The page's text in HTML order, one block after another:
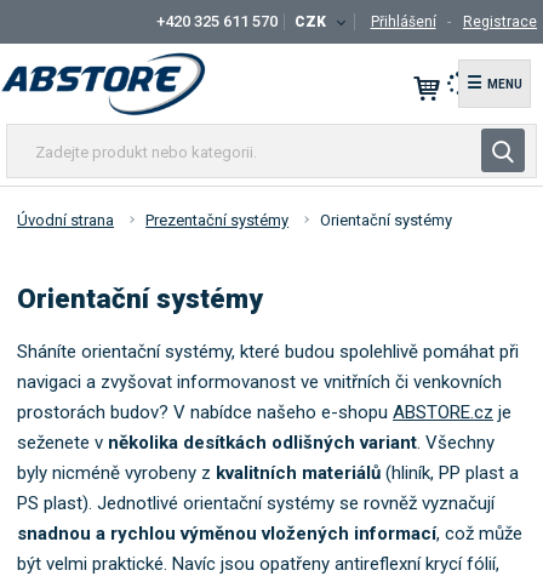
+420 325 611 570 CZK Přihlášení Registrace
d
e
r
o
d
t
n
e
b
y
t
☰
Úvodní strana Prezentační systémy Orientační systémy
Orientační systémy
Sháníte orientační systémy, které budou spolehlivě pomáhat při
navigaci a zvyšovat informovanost ve vnitřních či venkovních
prostorách budov? V nabídce našeho e-shopuABSTORE.cz je
seženete v několika desítkách odlišných variant. Všechny
byly nicméně vyrobeny z kvalitních materiálů(hliník, PP plast a
PS plast). Jednotlivé orientační systémy se rovněž vyznačují
snadnou a rychlou výměnou vložených informací, což může
být velmi praktické. Navíc jsou opatřeny antireflexní krycí fólií,